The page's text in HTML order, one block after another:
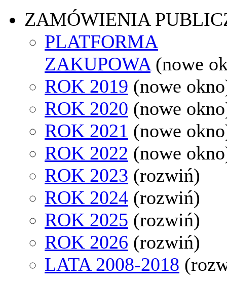
ZAMÓWIENIA
PLATFORMA
ZAKUPOWA (nowe
ROK 2019 (nowe
ROK 2020 (nowe
ROK 2021 (nowe
ROK 2022 (nowe
ROK 2023 (rozwiń)
ROK 2024 (rozwiń)
ROK 2025 (rozwiń)
ROK 2026 (rozwiń)
LATA 2008-2018